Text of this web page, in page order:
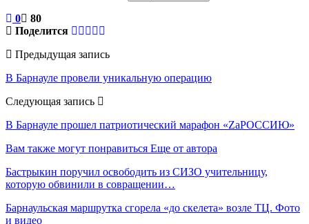
0
80
Поделится
Предыдущая запись
В Барнауле провели уникальную операцию
Следующая запись
В Барнауле прошел патриотический марафон «ZaРОССИЮ»
Вам также могут понравиться Еще от автора
Бастрыкин поручил освободить из СИЗО учительницу,
которую обвинили в совращении…
Барнаульская маршрутка сгорела «до скелета» возле ТЦ. Фото
и видео